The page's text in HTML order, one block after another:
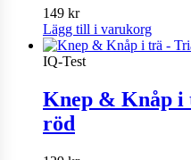
149 kr
Lägg till i varukorg
IQ-Test
Knep & Knåp i
röd